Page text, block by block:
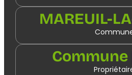
MAREUIL-
Commune